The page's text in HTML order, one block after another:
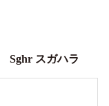
スガハラ